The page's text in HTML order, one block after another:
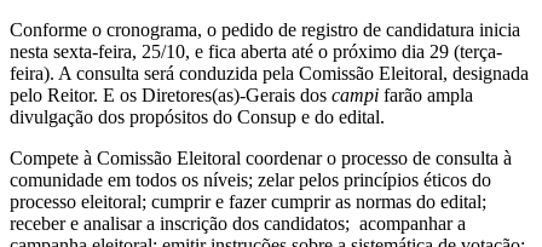
Conforme o cronograma, o pedido de registro de candidatura inicia
nesta sexta-feira, 25/10, e fica aberta até o próximo dia 29 (terça-
feira). A consulta será conduzida pela Comissão Eleitoral, designada
pelo Reitor. E os Diretores(as)-Gerais dos campi farão ampla
divulgação dos propósitos do Consup e do edital.
Compete à Comissão Eleitoral coordenar o processo de consulta à
comunidade em todos os níveis; zelar pelos princípios éticos do
processo eleitoral; cumprir e fazer cumprir as normas do edital;
receber e analisar a inscrição dos candidatos; acompanhar a